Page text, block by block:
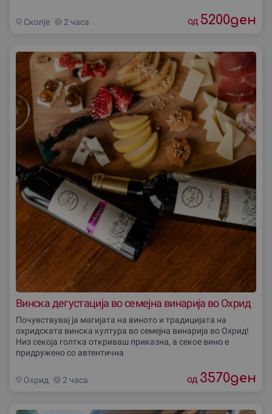
Скопjе 2 часа од 5200ден
Винска дегустација во семеjна винарија во Охрид
Почувствувај ја магијата на виното и традицијата на
охридската винска култура во семеjна винарија во Охрид!
Низ секоја голтка откриваш приказна, а секое вино е
придружено со автентична
Охрид 2 часа од 3570ден